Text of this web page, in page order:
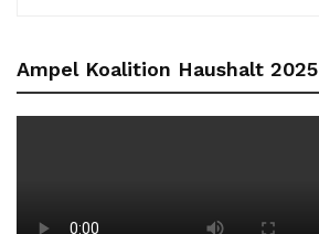
Ampel Koalition Haushalt 2025